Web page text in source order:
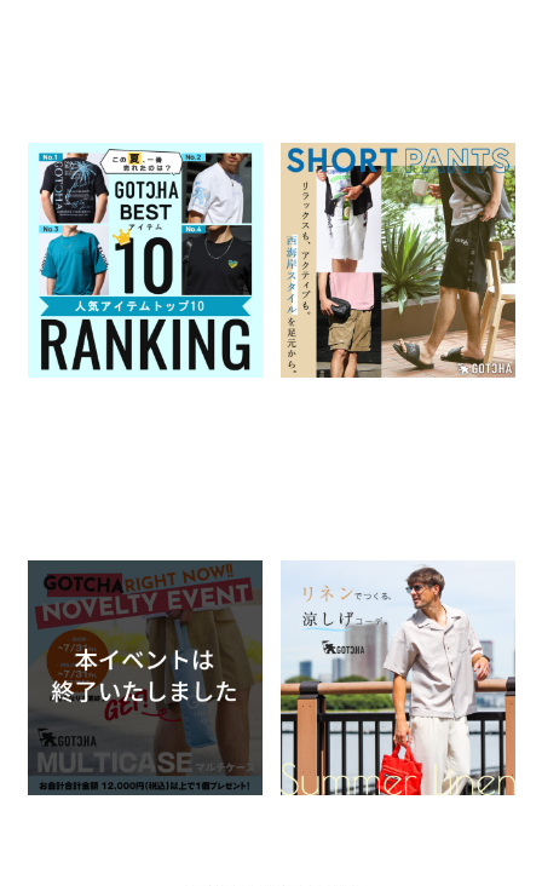
この夏、一番売れたのは？
GOTCHA 人気アイテムトップ
10
2026.07.31
GOTCHA
SHORT PANTS リラックスも、
アクティブも。西海岸スタイル
を足元から
2026.07.23
GOTCHA 特集一覧
＼開催中!!／GOTCHAノベル
ティイベント
2026.07.17
GOTCHA
イベント・ノベルティ関連
特集一覧
リネンでつくる、涼しげコーデ
2026.07.17
GOTCHA 特集一覧